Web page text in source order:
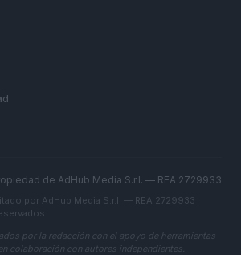
de AdHub Media S.r.l. — REA 2729933
por AdHub Media S.r.l. — REA 2729933
por la redacción con el apoyo de herramientas
colaboración con autores independientes.